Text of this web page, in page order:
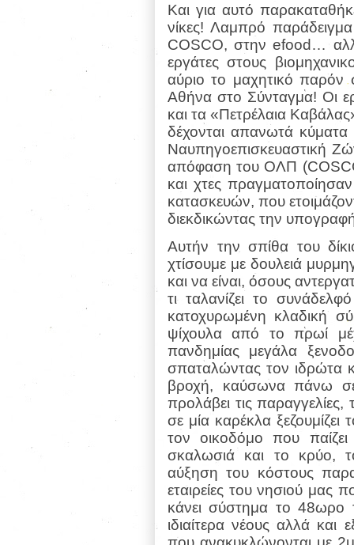
Και για αυτό
νίκες! Λαμπρό
COSCO, στηνefood…
εργάτες στους
αύριο το μαχητικό παρόν
Αθήνα στο Σύνταγμα! Οι
και τα «Πετρέλαια
δέχονται απανωτά
Ναυπηγοεπισκευαστική
απόφαση του ΟΛΠ (
και χτες
κατασκευών, που
διεκδικώντας την
Αυτήν την σπίθα του
χτίσουμε με δουλειά
και να είναι, όσους
τι ταλανίζει το
κατοχυρωμένη κλαδική
ψίχουλα από το πρωί
πανδημίας μεγάλα
σπαταλώντας τον ιδρώτα
βροχή, καύσωνα πάνω
προλάβει τις
σε μία καρέκλα ξεζουμίζει
τον οικοδόμο που
σκαλωσιά και το κρύο,
αύξηση του κόστους
εταιρείες του νησιού μας
κάνει σύστημα το
ιδιαίτερα νέους αλλά και